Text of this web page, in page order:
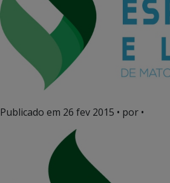
Publicado em 26 fev 2015 • por •